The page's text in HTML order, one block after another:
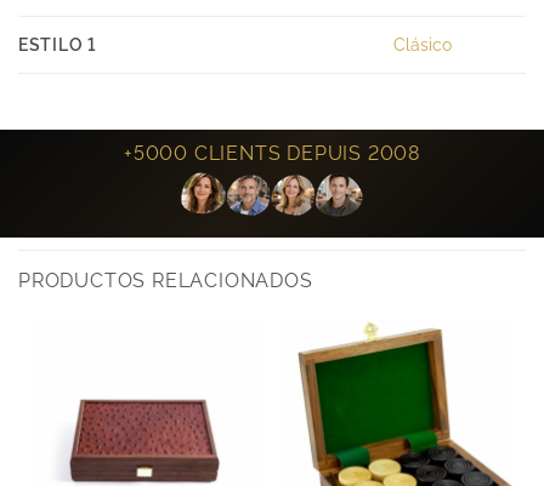
ESTILO 1 Clásico
+5000 CLIENTS DEPUIS 2008
PRODUCTOS RELACIONADOS